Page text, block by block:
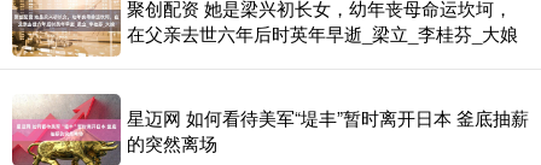
聚创配资 她是梁兴初长女，幼年丧母命运坎坷，
在父亲去世六年后时英年早逝_梁立_李桂芬_大娘
星迈网 如何看待美军“堤丰”暂时离开日本 釜底抽薪
的突然离场